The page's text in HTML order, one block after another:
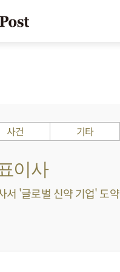
사건 기타
이사
서 '글로벌 신약 기업' 도